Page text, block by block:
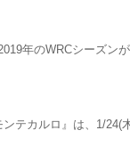
年のWRCシーズン
テカルロ』は、1/24(